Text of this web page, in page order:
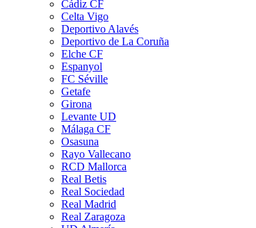
Cádiz CF
Celta Vigo
Deportivo Alavés
Deportivo de La Coruña
Elche CF
Espanyol
FC Séville
Getafe
Girona
Levante UD
Málaga CF
Osasuna
Rayo Vallecano
RCD Mallorca
Real Betis
Real Sociedad
Real Madrid
Real Zaragoza